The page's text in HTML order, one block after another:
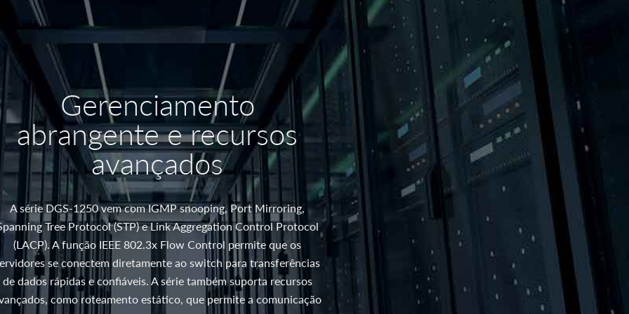
Gerenciamento
abrangente e recursos
avançados
A série DGS-1250 vem com IGMP snooping, Port Mirroring,
Tree Protocol (STP) e Link Aggregation Control Protocol
(LACP). A função IEEE 802.3x Flow Control permite que os
se conectem diretamente ao switch para transferências
de dados rápidas e confiáveis. A série também suporta recursos
como roteamento estático, que permite a comunicação